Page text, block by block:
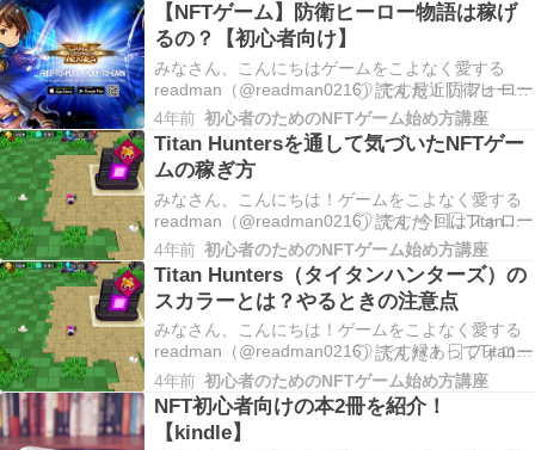
【NFTゲーム】防衛ヒーロー物語は稼げ
るの？【初心者向け】
みなさん、こんにちはゲームをこよなく愛する
readman（@readman0216）です最近防衛ヒーロ
ー物語をプレイしているのですが案外面白くて、
NFTゲーム初心者さんも気軽にプレイできそうだ
なぁと思ったので紹介してみようと思います。ま
たこの記事では実際に稼げるのか？や始め方に…
4年前 初心者のためのNFTゲーム始め方講座
Titan Huntersを通して気づいたNFTゲー
ムの稼ぎ方
みなさん、こんにちは！ゲームをこよなく愛する
readman（@readman0216）です 今回はTitan
Huntersに参入して気づいたNFTゲームのベストな
稼ぎ方をメモ代わりに書いていこうと思います。
参入時期遅すぎはNGこれはね、別に仮想通貨とか
だけじゃなくて株とかF…
4年前 初心者のためのNFTゲーム始め方講座
Titan Hunters（タイタンハンターズ）の
スカラーとは？やるときの注意点
みなさん、こんにちは！ゲームをこよなく愛する
readman（@readman0216）です縁あってTitan
Huntersのスカラーをする機会があったので、実際
に経験してみて気づいた点などをメモ代わりに書
いていきたいと思います。 スカラーはどこで募集
してる？たいていのNFTゲ…
4年前 初心者のためのNFTゲーム始め方講座
NFT初心者向けの本2冊を紹介！
【kindle】